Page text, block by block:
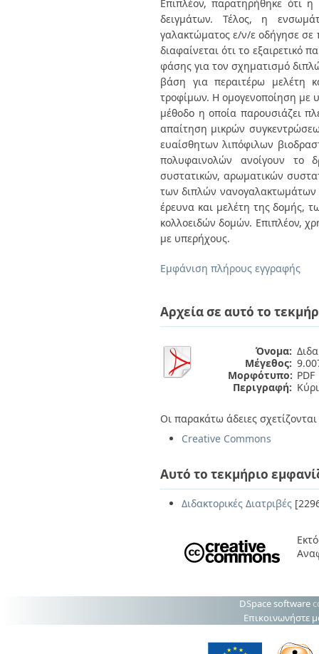
Εμφάνιση πλήρους εγγραφής
Αρχεία σε αυτό το
Όνομα:
Μέγεθος:
Μορφότυπο: PDF
Περιγραφή:
Οι παρακάτω άδειες
Creative Commons
Αυτό το τεκμήριο
Διδακτορικές Διατριβές
DSpace software
Επικοινωνήστε